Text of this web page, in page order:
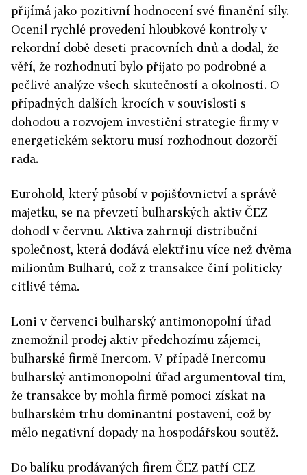
přijímá jako pozitivní hodnocení své finanční síly.
Ocenil rychlé provedení hloubkové kontroly v
rekordní době deseti pracovních dnů a dodal, že
věří, že rozhodnutí bylo přijato po podrobné a
pečlivé analýze všech skutečností a okolností. O
případných dalších krocích v souvislosti s
dohodou a rozvojem investiční strategie firmy v
energetickém sektoru musí rozhodnout dozorčí
rada.
Eurohold, který působí v pojišťovnictví a správě
majetku, se na převzetí bulharských aktiv ČEZ
dohodl v červnu. Aktiva zahrnují distribuční
společnost, která dodává elektřinu více než dvěma
milionům Bulharů, což z transakce činí politicky
citlivé téma.
Loni v červenci bulharský antimonopolní úřad
znemožnil prodej aktiv předchozímu zájemci,
bulharské firmě Inercom. V případě Inercomu
bulharský antimonopolní úřad argumentoval tím,
že transakce by mohla firmě pomoci získat na
bulharském trhu dominantní postavení, což by
mělo negativní dopady na hospodářskou soutěž.
Do balíku prodávaných firem ČEZ patří CEZ